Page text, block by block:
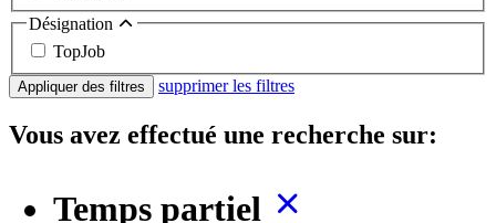
Désignation
TopJob
Appliquer des filtres supprimer les filtres
Vous avez effectué une recherche sur:
Temps partiel